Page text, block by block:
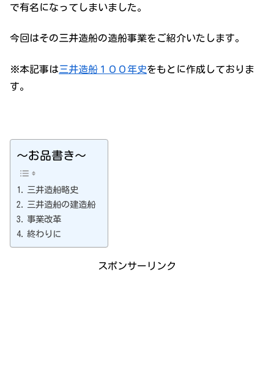
で有名になってしまいました。
今回はその三井造船の造船事業をご紹介いたします。
※本記事は三井造船１００年史をもとに作成しておりま
す。
～お品書き～
三井造船略史
三井造船の建造船
事業改革
終わりに
スポンサーリンク